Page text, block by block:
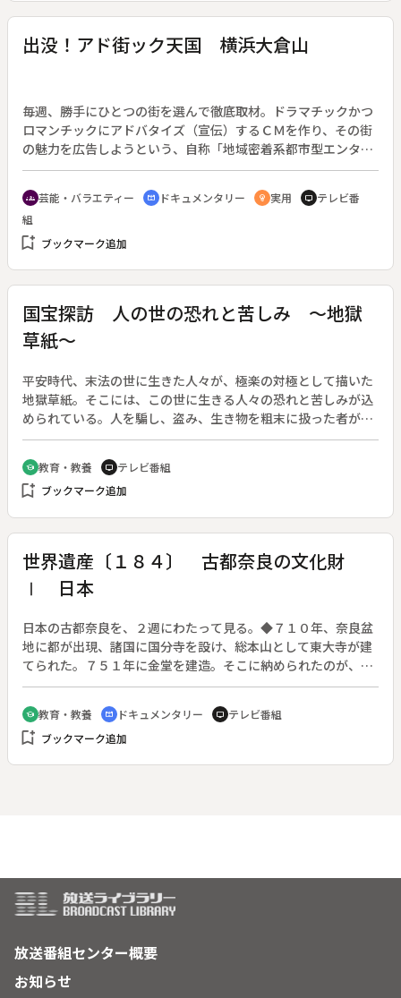
出没！アド街ック天国 横浜大倉山
毎週、勝手にひとつの街を選んで徹底取材。ドラマチックかつ
ロマンチックにアドバタイズ（宣伝）するＣＭを作り、その街
の魅力を広告しようという、自称「地域密着系都市型エンター
テインメント」。（１９９５年４月１５日開始）◆ギリシャの
町並みを思わせる横浜・大倉山は梅の香に包まれ、観梅会は大
勢の人でにぎわう。
groups 芸能・バラエティー cinematic_blur ドキュメンタリー emoji_objects 実用 tv テレビ番
組
bookmark_add ブックマーク追加
国宝探訪 人の世の恐れと苦しみ ～地獄
草紙～
平安時代、末法の世に生きた人々が、極楽の対極として描いた
地獄草紙。そこには、この世に生きる人々の恐れと苦しみが込
められている。人を騙し、盗み、生き物を粗末に扱った者が死
後に受ける苦しみを、七つの地獄にわけて、リアルに描いてい
るが、長い年月の間に皺が深まり、色は褪せ、顔料がはげ落ち
て、何が描かれているか、おぼろげになってしまっている部分
が多い。デジタル技術を駆使し、８００年の歳月を経て、当初
草紙【国宝】「函量地獄」「屎糞地獄」「鉄磑地獄」「鶏地
獄」（奈良国立博物館蔵）、紺紙金字一切経【国宝】（中尊寺
蔵）
school 教育・教養 tv テレビ番組
bookmark_add ブックマーク追加
世界遺産〔１８４〕 古都奈良の文化財
Ⅰ 日本
日本の古都奈良を、２週にわたって見る。◆７１０年、奈良盆
地に都が出現、諸国に国分寺を設け、総本山として東大寺が建
てられた。７５１年に金堂を建造。そこに納められたのが、高
さ１６メートルのブロンズ大仏像だった。大仏は１１年かけて
完成した。しかし都は、恭仁宮などを経て、７４年で捨てられ
る。◆戒壇院の四天王像、法華堂の１６体の彫像、興福寺に残
る阿修羅像、そして運慶作の２像など、日本の仏像彫刻はここ
school 教育・教養 cinematic_blur ドキュメンタリー tv テレビ番組
bookmark_add ブックマーク追加
放送番組センター概要
お知らせ